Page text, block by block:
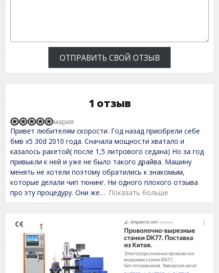
ОТПРАВИТЬ СВОЙ ОТЗЫВ
1 отзыв
R
a
t
e
d
5
,
0
o
u
t
Привет любителям скорости. Год назад приобрели себе
бмв x5 30d 2010 года. Сначала мощности хватало и
казалось ракетой( после 1,5 литрового седана) Но за год
привыкли к ней и уже не было такого драйва. Машину
менять не хотели поэтому обратились к знакомым,
которые делали чип тюнинг. Ни одного плохого отзыва
про эту процедуру. Они же
Показать больше
мария